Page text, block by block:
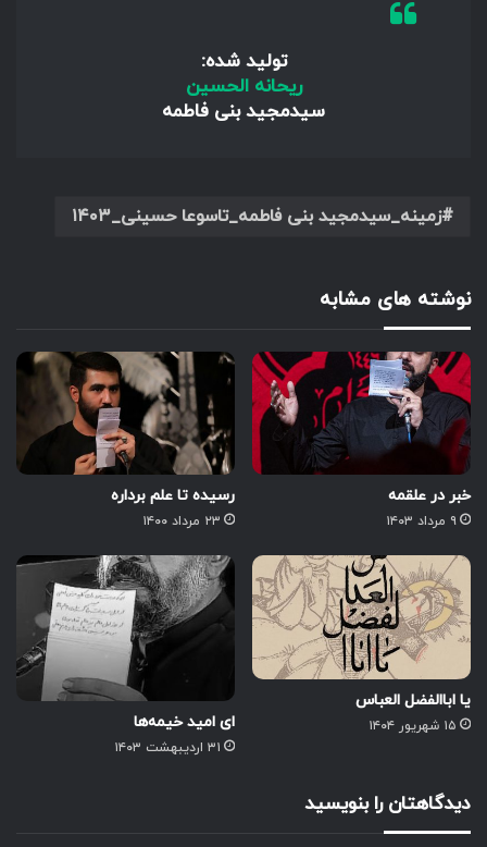
تولید شده:
ریحانه الحسین
سیدمجید بنی فاطمه
زمینه_سیدمجید بنی فاطمه_تاسوعا حسینی_۱۴۰۳
نوشته های مشابه
خبر در علقمه
۹ مرداد ۱۴۰۳
رسیده تا علم برداره
۲۳ مرداد ۱۴۰۰
یا اباالفضل العباس
۱۵ شهریور ۱۴۰۴ ای امید خیمه‌ها
۳۱ اردیبهشت ۱۴۰۳
دیدگاهتان را بنویسید